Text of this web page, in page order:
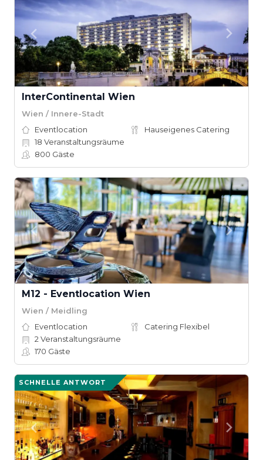
InterContinental Wien
Wien / Innere-Stadt
Eventlocation
Hauseigenes Catering
18 Veranstaltungsräume
800 Gäste
M12 - Eventlocation Wien
Wien / Meidling
Eventlocation
Catering Flexibel
2 Veranstaltungsräume
170 Gäste
SCHNELLE ANTWORT